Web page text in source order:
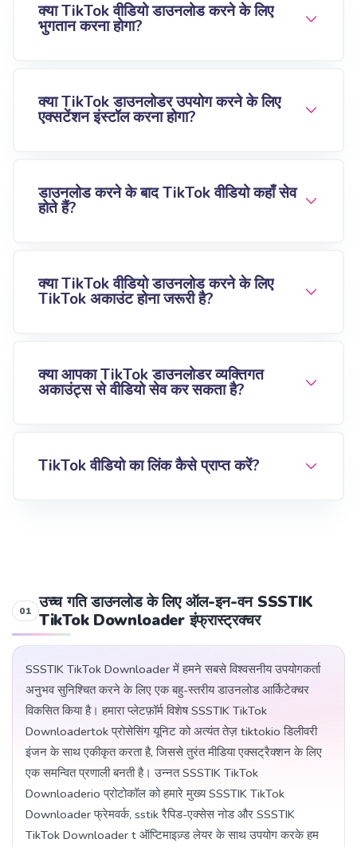
क्या TikTok वीडियो डाउनलोड करने के लिए
भुगतान करना होगा?
क्या TikTok डाउनलोडर उपयोग करने के लिए
एक्सटेंशन इंस्टॉल करना होगा?
डाउनलोड करने के बाद TikTok वीडियो कहाँ सेव
होते हैं?
क्या TikTok वीडियो डाउनलोड करने के लिए
TikTok अकाउंट होना जरूरी है?
क्या आपका TikTok डाउनलोडर व्यक्तिगत
अकाउंट्स से वीडियो सेव कर सकता है?
TikTok वीडियो का लिंक कैसे प्राप्त करें?
उच्च गति डाउनलोड के लिए ऑल-इन-वन SSSTIK
TikTok Downloader इंफ्रास्ट्रक्चर
SSSTIK TikTok Downloader में हमने सबसे विश्वसनीय उपयोगकर्ता
अनुभव सुनिश्चित करने के लिए एक बहु-स्तरीय डाउनलोड आर्किटेक्चर
विकसित किया है। हमारा प्लेटफ़ॉर्म विशेष SSSTIK TikTok
Downloadertok प्रोसेसिंग यूनिट को अत्यंत तेज़ tiktokio डिलीवरी
इंजन के साथ एकीकृत करता है, जिससे तुरंत मीडिया एक्सट्रैक्शन के लिए
एक समन्वित प्रणाली बनती है। उन्नत SSSTIK TikTok
Downloaderio प्रोटोकॉल को हमारे मुख्य SSSTIK TikTok
Downloader फ्रेमवर्क, sstik रैपिड-एक्सेस नोड और SSSTIK
TikTok Downloader t ऑप्टिमाइज़्ड लेयर के साथ उपयोग करके हम